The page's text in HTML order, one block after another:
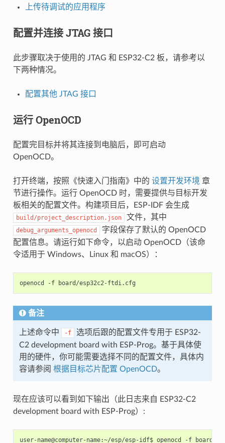
上传待调试的应用程序
配置并连接 JTAG 接口
此步骤取决于使用的 JTAG 和 ESP32-C2 板，请参考以
下两种情况。
配置其他 JTAG 接口
运行 OpenOCD
配置完目标并将其连接到电脑后，即可启动
OpenOCD。
打开终端，按照《快速入门指南》中的 设置开发环境章
节进行操作。运行 OpenOCD 时，需要提供与目标开发
板相关的配置文件。构建项目后，ESP-IDF 会生成
build/project_description.json 文件，其中
debug_arguments_openocd
字段保存了默认的 OpenOCD
配置信息。请运行如下命令，以启动 OpenOCD（该命
令适用于 Windows、Linux 和 macOS）：
openocd -f
备注
上述命令中 -f
选项后跟的配置文件专用于 ESP32-
C2 development board with ESP-Prog。基于具体使
用的硬件，你可能需要选择不同的配置文件，具体内
容请参阅 根据目标芯片配置 OpenOCD。
现在应该可以看到如下输出（此日志来自 ESP32-C2
development board with ESP-Prog）:
user-name@computer-name:~/esp/esp-idf$ openocd -f board/